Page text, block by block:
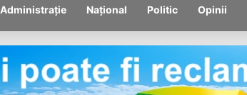
Administrație Național Politic Opinii